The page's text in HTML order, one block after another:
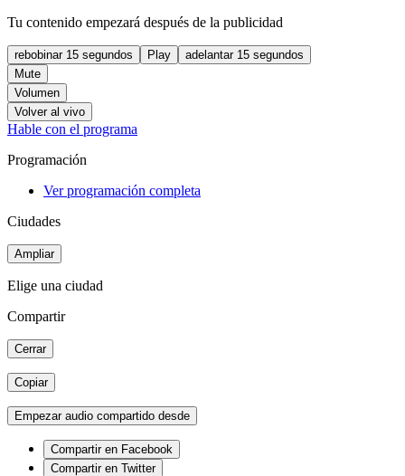
Tu contenido empezará después de la publicidad
rebobinar 15 segundos Play
adelantar 15 segundos
Mute
Volumen
Volver al vivo
Hable con el programa
Programación
Ver programación completa
Ciudades
Ampliar
Elige una ciudad
Compartir
Cerrar
Copiar
Empezar audio compartido desde
Compartir en Facebook
Compartir en Twitter